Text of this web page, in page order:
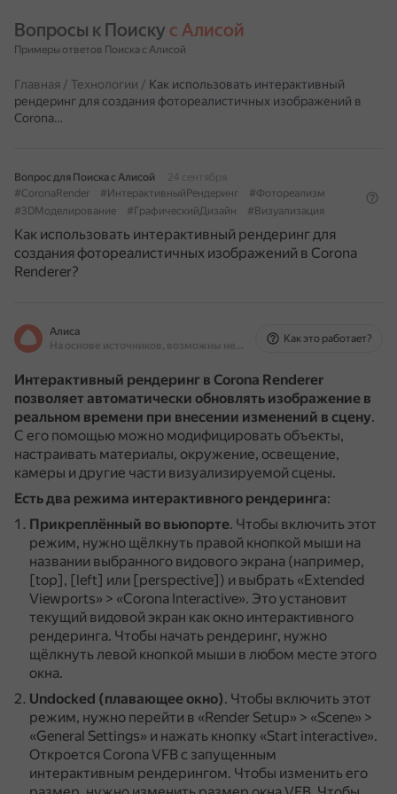
Вопросы к Поиску с Алисой
Примеры ответов Поиска с Алисой
Главная / Технологии / Как использовать интерактивный
рендеринг для создания фотореалистичных изображений в
Corona…
Вопрос для Поиска с Алисой
24 сентября
#CoronaRender
#ИнтерактивныйРендеринг
#Фотореализм
#3DМоделирование
#ГрафическийДизайн #Визуализация
Как использовать интерактивный рендеринг для
создания фотореалистичных изображений в Corona
Renderer?
Алиса
На основе источников, возможны неточности
Как это работает?
Интерактивный рендеринг в Corona Renderer
позволяет автоматически обновлять изображение в
реальном времени при внесении изменений в сцену.
С его помощью можно модифицировать объекты,
настраивать материалы, окружение, освещение,
камеры и другие части визуализируемой сцены.
Есть два режима интерактивного рендеринга:
Прикреплённый во вьюпорте. Чтобы включить этот
режим, нужно щёлкнуть правой кнопкой мыши на
названии выбранного видового экрана (например,
[top], [left] или [perspective]) и выбрать «Extended
Viewports» > «Corona Interactive». Это установит
текущий видовой экран как окно интерактивного
рендеринга. Чтобы начать рендеринг, нужно
щёлкнуть левой кнопкой мыши в любом месте этого
окна.
Undocked (плавающее окно). Чтобы включить этот
режим, нужно перейти в «Render Setup» > «Scene» >
«General Settings» и нажать кнопку «Start interactive».
Откроется Corona VFB с запущенным
интерактивным рендерингом. Чтобы изменить его